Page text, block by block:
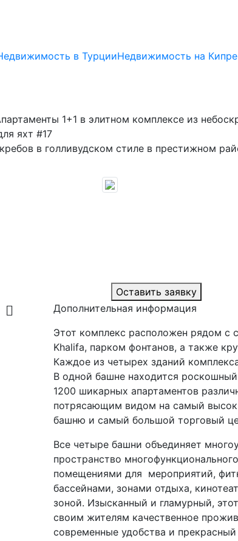
в ТурцииНедвижимость на Кипре
1+1 в элитном комплексе из
яхт #17
в голливудском стиле в престижном
Оставить заявку
Дополнительная информация
Этот комплекс расположен рядом
Khalifa, парком фонтанов, а также
Каждое из четырех зданий
В одной башне находится
1200 шикарных апартаментов
потрясающим видом на самый
башню и самый большой торговый
Все четыре башни объединяет
пространство
помещениями для мероприятий,
бассейнами, зонами отдыха,
зоной. Изысканный и гламурный,
своим жителям качественное
современные удобства и